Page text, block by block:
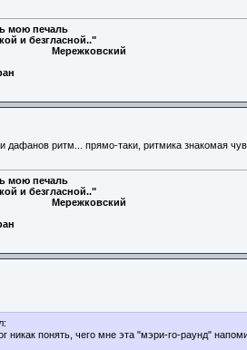
мою печаль
и безгласной.."
дафанов ритм... прямо-таки, ритмика знакомая
мою печаль
и безгласной.."
никак понять, чего мне эта "мэри-го-раунд"